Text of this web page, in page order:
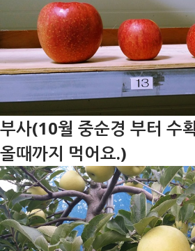
부사(10월 중순경 부터 수
올때까지 먹어요.)